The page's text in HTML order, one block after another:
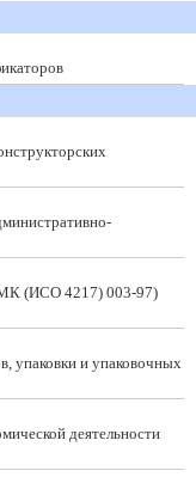
(ИСО 4217) 003-97)
упаковки и упаковочных
деятельности